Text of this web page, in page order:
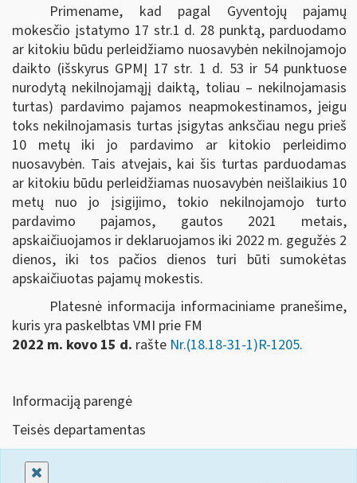
Primename, kad pagal Gyventojų pajamų
mokesčio įstatymo 17 str.1 d. 28 punktą, parduodamo
ar kitokiu būdu perleidžiamo nuosavybėn nekilnojamojo
daikto (išskyrus GPMĮ 17 str. 1 d. 53 ir 54 punktuose
nurodytą nekilnojamąjį daiktą, toliau ‒ nekilnojamasis
turtas) pardavimo pajamos neapmokestinamos, jeigu
toks nekilnojamasis turtas įsigytas anksčiau negu prieš
10 metų iki jo pardavimo ar kitokio perleidimo
nuosavybėn. Tais atvejais, kai šis turtas parduodamas
ar kitokiu būdu perleidžiamas nuosavybėn neišlaikius 10
metų nuo jo įsigijimo, tokio nekilnojamojo turto
pardavimo pajamos, gautos 2021 metais,
apskaičiuojamos ir deklaruojamos iki 2022 m. gegužės 2
dienos, iki tos pačios dienos turi būti sumokėtas
apskaičiuotas pajamų mokestis.
Platesnė informacija informaciniame pranešime,
kuris yra paskelbtas VMI prie FM
2022 m. kovo 15 d. rašte Nr.(18.18-31-1)R-1205.
Informaciją parengė
Teisės departamentas